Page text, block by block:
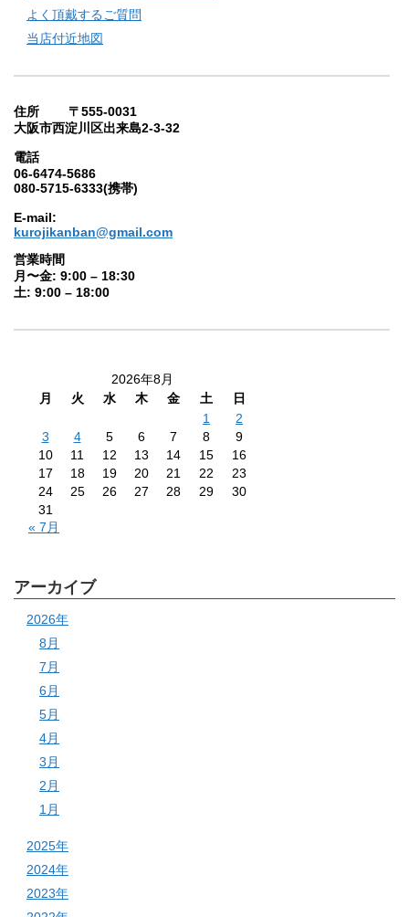
よく頂戴するご質問
当店付近地図
住所 〒555-0031
大阪市西淀川区出来島2-3-32
電話
06-6474-5686
080-5715-6333(携帯)
E-mail:
kurojikanban@gmail.com
営業時間
月〜金: 9:00 – 18:30
土: 9:00 – 18:00
2026年8月
月
火 水 木 金 土
日
1
2
3
4 5 6 7 8
9
10
11 12 13 14 15
16
17
18 19 20 21 22
23
24
25 26 27 28 29
30
31
« 7月
アーカイブ
2026年
8月
7月
6月
5月
4月
3月
2月
1月
2025年
2024年
2023年